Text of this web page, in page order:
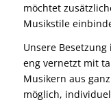
möchtet
Musikstile
Unsere
eng vernetzt mit
Musikern aus
möglich,